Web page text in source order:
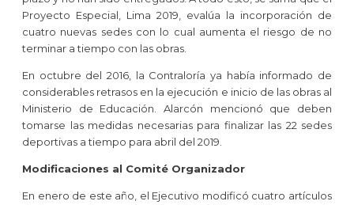
Proyecto Especial, Lima 2019, evalúa la incorporación de
cuatro nuevas sedes con lo cual aumenta el riesgo de no
terminar a tiempo con las obras.
En octubre del 2016, la Contraloría ya había informado de
considerables retrasos en la ejecución e inicio de las obras al
Ministerio de Educación. Alarcón mencionó que deben
tomarse las medidas necesarias para finalizar las 22 sedes
deportivas a tiempo para abril del 2019.
Modificaciones al Comité Organizador
En enero de este año, el Ejecutivo modificó cuatro artículos